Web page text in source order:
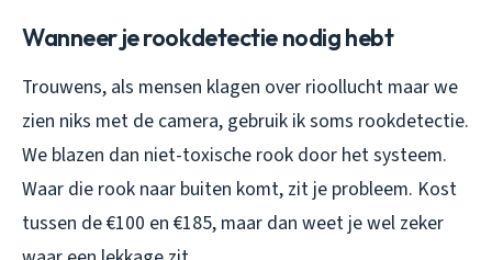
Wanneer je rookdetectie nodig hebt
Trouwens, als mensen klagen over rioollucht maar we
zien niks met de camera, gebruik ik soms rookdetectie.
We blazen dan niet-toxische rook door het systeem.
Waar die rook naar buiten komt, zit je probleem. Kost
tussen de €100 en €185, maar dan weet je wel zeker